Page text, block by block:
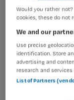
Bij het
in
1100
zitten ook
Would you rather
cookies, these do not
We and our
Use precise
identification. Store
advertising and
research and
List of Partners